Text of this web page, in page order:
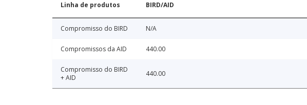
Linha de produtos BIRD/AID
Compromisso do BIRD N/A
Compromissos da AID 440.00
Compromisso do BIRD
+ AID
440.00